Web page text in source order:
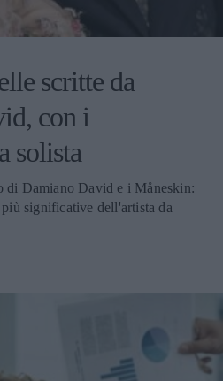
scritte da
con i
solista
di Damiano David e i Måneskin:
significative dell'artista da